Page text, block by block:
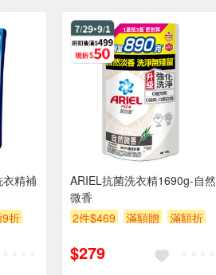
衣精補
折
ARIEL抗菌洗衣精1690g-自然
微香
2件$469
滿額贈
滿額折
$279